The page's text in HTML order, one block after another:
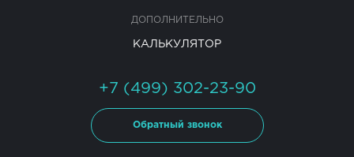
ДОПОЛНИТЕЛЬНО
КАЛЬКУЛЯТОР
+7 (499) 302-23-90
Обратный звонок